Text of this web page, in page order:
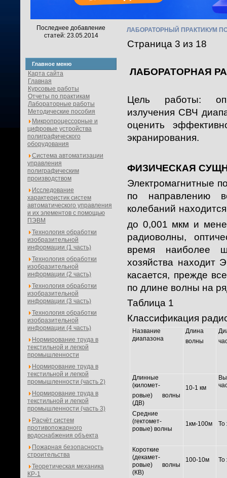
Последнее добавление
статей: 23.05.2014
Главное меню
Карта сайта
Главная
Курсовые работы
Отчеты по практикам
Лабораторные работы
Методические пособия
Микропроцессорные и
цифровые устройства
полиграфического
оборудования
Система автоматизации
управления
полиграфическим
производством
Исследование
характеристик систем
автоматического управления
и их элементов с помощью
ПЭВМ
Технология обработки
изобразительной
информации (1 часть)
Технология обработки
изобразительной
информации (2 часть)
Технология обработки
изобразительной
информации (3 часть)
Технология обработки
изобразительной
информации (4 часть)
Нормирование труда в
текстильной и легкой
промышленности
Нормирование труда в
текстильной и легкой
промышленности (часть 2)
Нормирование труда в
текстильной и легкой
промышленности (часть 3)
Расчёт систем
противопожарного
водоснабжения объекта
Пожарная безопасность
строительства
Теоретическая механика
КР-1
ЛАБОРАТОРНЫЙ ПРАКТИКУМ
Страница 3 из 18
ЛАБОРАТОРНАЯ
Цель работы:
излучения СВЧ
оценить
экранирования.
ФИЗИЧЕСКАЯ
Электромагнитные
по направлению
колебаний
до 0,001 мкм и
радиоволны,
время наиболее
хозяйства находит
касается, прежде
по длине волны на
Таблица 1
Классификация
Название
диапазона
Длина
волны
Длинные
(километ-
ровые) волны
(ДВ)
10-1 км
Средние
(гектомет-
ровые) волны
1км-100м То
Короткие
(декамет-
ровые) волны
(КВ)
100-10м То